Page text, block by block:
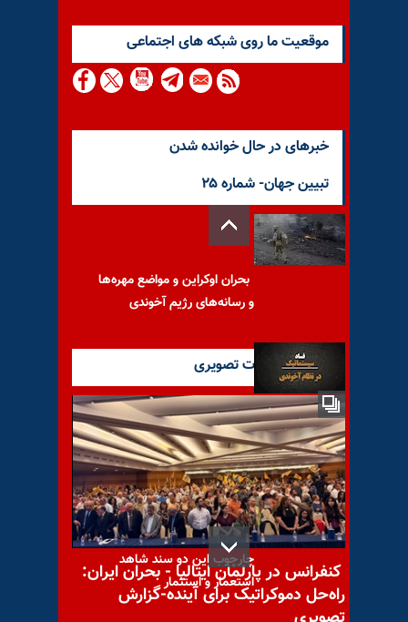
موقعيت ما روى شبكه هاى اجتماعى
خبرهای در حال خوانده شدن
تبیین جهان- شماره ۲۵
بحران اوکراین و مواضع مهره‌ها
و رسانه‌های رژیم آخوندی
فساد سیستماتیک در نظام
آخوندی
تحلیلگر حکومتی: نکند در
چارچوب این دو سند شاهد
استعمار و استثمار
آخرین گزارشات تصویری
کنفرانس در پارلمان ایتالیا - بحران ایران:
راه‌حل دموکراتیک برای آینده-گزارش